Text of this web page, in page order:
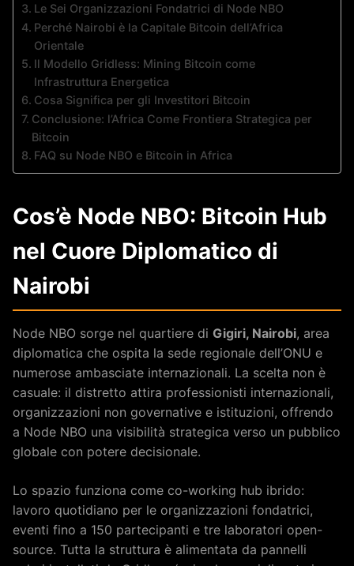
Le Sei Organizzazioni Fondatrici di Node NBO
Perché Nairobi è la Capitale Bitcoin dell’Africa
Orientale
Il Modello Gridless: Mining Bitcoin come
Infrastruttura Energetica
Cosa Significa per gli Investitori Bitcoin
Conclusione: l’Africa Come Frontiera Strategica per
Bitcoin
FAQ su Node NBO e Bitcoin in Africa
Cos’è Node NBO: Bitcoin Hub
nel Cuore Diplomatico di
Nairobi
Node NBO sorge nel quartiere di Gigiri, Nairobi, area
diplomatica che ospita la sede regionale dell’ONU e
numerose ambasciate internazionali. La scelta non è
casuale: il distretto attira professionisti internazionali,
organizzazioni non governative e istituzioni, offrendo
a Node NBO una visibilità strategica verso un pubblico
globale con potere decisionale.
Lo spazio funziona come co-working hub ibrido:
lavoro quotidiano per le organizzazioni fondatrici,
eventi fino a 150 partecipanti e tre laboratori open-
source. Tutta la struttura è alimentata da pannelli